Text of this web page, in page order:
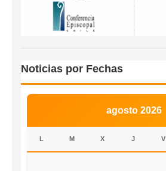
Noticias por Fechas
agosto 2026
L M X J V